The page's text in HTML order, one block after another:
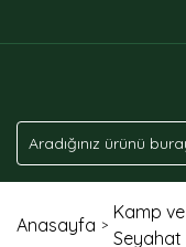
Anasayfa
Kamp ve
Seyahat